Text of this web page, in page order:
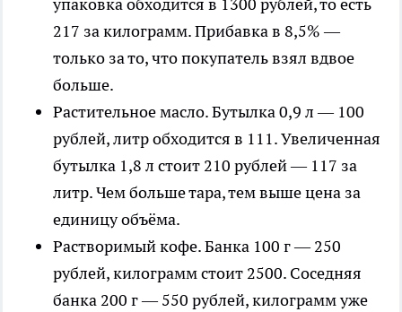
217 за килограмм. Прибавка в 8,5% —
только за то, что покупатель взял вдвое
больше.
Растительное масло. Бутылка 0,9 л — 100
рублей, литр обходится в 111. Увеличенная
бутылка 1,8 л стоит 210 рублей — 117 за
литр. Чем больше тара, тем выше цена за
единицу объёма.
Растворимый кофе. Банка 100 г — 250
рублей, килограмм стоит 2500. Соседняя
банка 200 г — 550 рублей, килограмм уже